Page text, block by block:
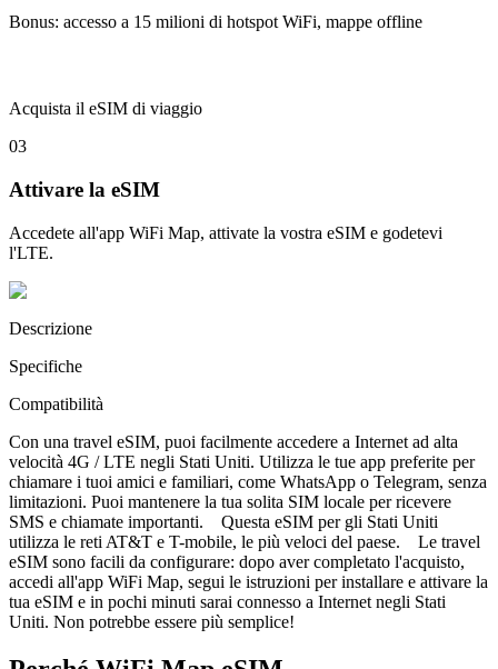
Bonus: accesso a 15 milioni di hotspot WiFi, mappe offline
Acquista il eSIM di viaggio
03
Attivare la eSIM
Accedete all'app WiFi Map, attivate la vostra eSIM e godetevi
l'LTE.
Descrizione
Specifiche
Compatibilità
Con una travel eSIM, puoi facilmente accedere a Internet ad alta
velocità 4G / LTE negli Stati Uniti. Utilizza le tue app preferite per
chiamare i tuoi amici e familiari, come WhatsApp o Telegram, senza
limitazioni. Puoi mantenere la tua solita SIM locale per ricevere
SMS e chiamate importanti. Questa eSIM per gli Stati Uniti
utilizza le reti AT&T e T-mobile, le più veloci del paese. Le travel
eSIM sono facili da configurare: dopo aver completato l'acquisto,
accedi all'app WiFi Map, segui le istruzioni per installare e attivare la
tua eSIM e in pochi minuti sarai connesso a Internet negli Stati
Uniti. Non potrebbe essere più semplice!